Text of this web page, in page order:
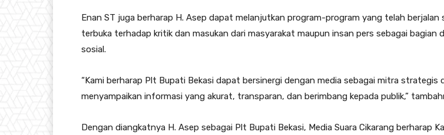
Enan ST juga berharap H. Asep dapat melanjutkan program-program yang telah berjalan
terbuka terhadap kritik dan masukan dari masyarakat maupun insan pers sebagai bagian
sosial.
“Kami berharap Plt Bupati Bekasi dapat bersinergi dengan media sebagai mitra strategis
menyampaikan informasi yang akurat, transparan, dan berimbang kepada publik,”
Dengan diangkatnya H. Asep sebagai Plt Bupati Bekasi, Media Suara Cikarang berharap